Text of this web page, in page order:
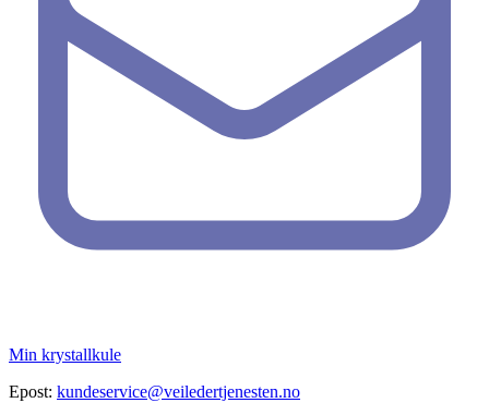
Min krystallkule
Epost: kundeservice@veiledertjenesten.no